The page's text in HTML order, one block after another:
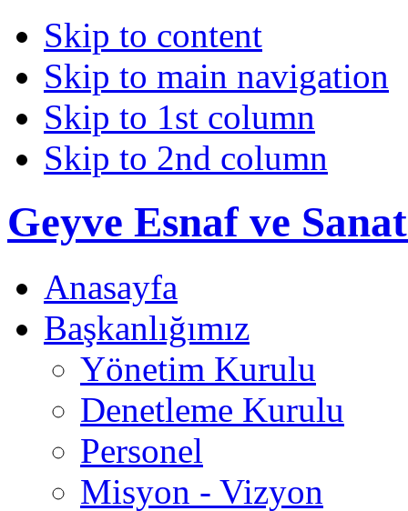
Skip to content
Skip to main navigation
Skip to 1st column
Skip to 2nd column
Geyve Esnaf ve
Anasayfa
Başkanlığımız
Yönetim Kurulu
Denetleme Kurulu
Personel
Misyon - Vizyon